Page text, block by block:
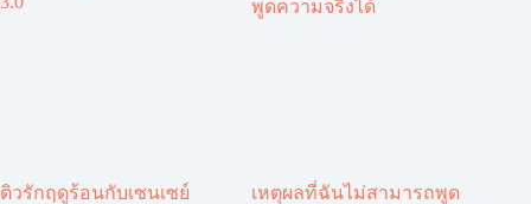
ติวรักฤดูร้อนกับเซนเซย์
เหตุผลที่ฉันไม่สามารถพูด